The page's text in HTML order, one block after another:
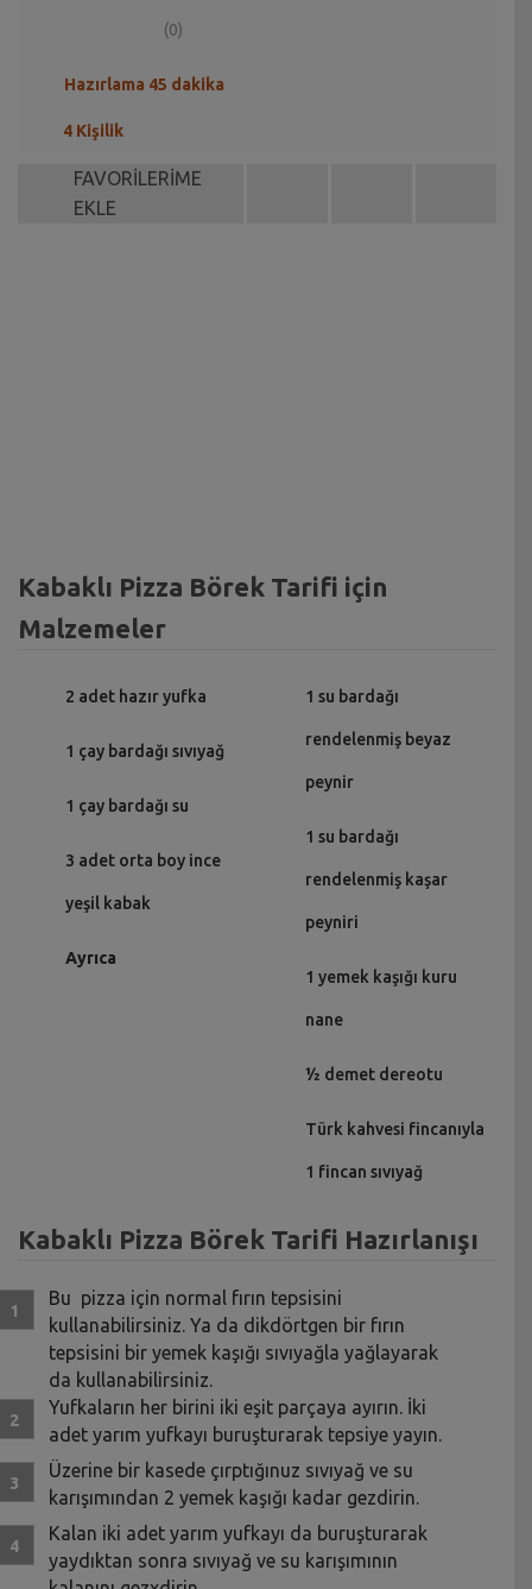
(0)
Hazırlama 45 dakika
4 Kişilik
FAVORİLERİME
EKLE
Kabaklı Pizza Börek Tarifi için
Malzemeler
2 adet hazır yufka
1 çay bardağı sıvıyağ
1 çay bardağı su
3 adet orta boy ince
yeşil kabak
Ayrıca
1 su bardağı
rendelenmiş beyaz
peynir
1 su bardağı
rendelenmiş kaşar
peyniri
1 yemek kaşığı kuru
nane
½ demet dereotu
Türk kahvesi fincanıyla
1 fincan sıvıyağ
Kabaklı Pizza Börek Tarifi Hazırlanışı
Bu pizza için normal fırın tepsisini
kullanabilirsiniz. Ya da dikdörtgen bir fırın
tepsisini bir yemek kaşığı sıvıyağla yağlayarak
da kullanabilirsiniz.
Yufkaların her birini iki eşit parçaya ayırın. İki
adet yarım yufkayı buruşturarak tepsiye yayın.
Üzerine bir kasede çırptığınuz sıvıyağ ve su
karışımından 2 yemek kaşığı kadar gezdirin.
Kalan iki adet yarım yufkayı da buruşturarak
yaydıktan sonra sıvıyağ ve su karışımının